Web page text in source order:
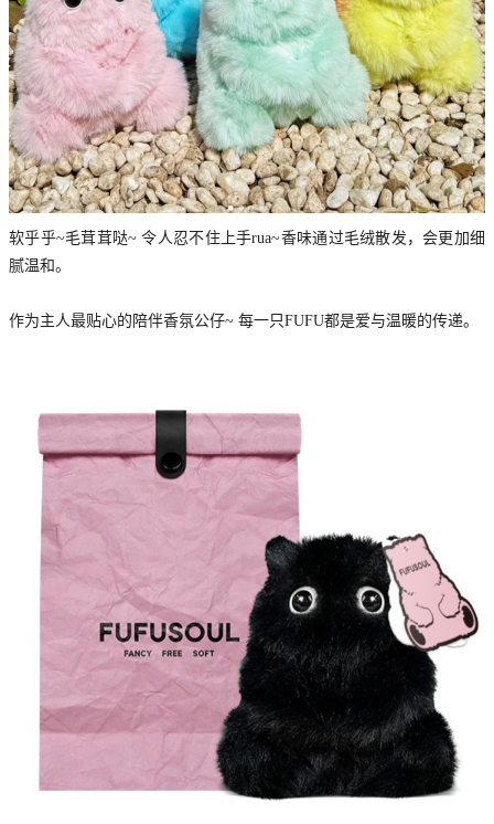
软乎乎~毛茸茸哒~ 令人忍不住上手rua~香味通过毛绒散发，会更加细
腻温和。
作为主人最贴心的陪伴香氛公仔~ 每一只FUFU都是爱与温暖的传递。